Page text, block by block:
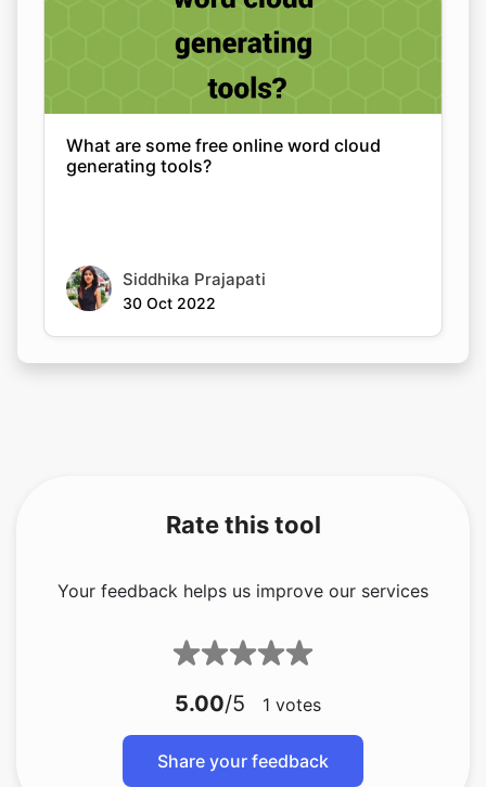
What are some free online word cloud
generating tools?
Siddhika Prajapati
30 Oct 2022
Rate this tool
Your feedback helps us improve our services
5.00/5 1 votes
Share your feedback